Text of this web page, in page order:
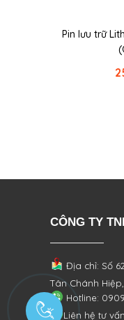
Pin lưu trữ
CÔNG TY
Địa chỉ: Số
Tân Chánh Hiệp,
Hotline:
Liên hệ tư vấn